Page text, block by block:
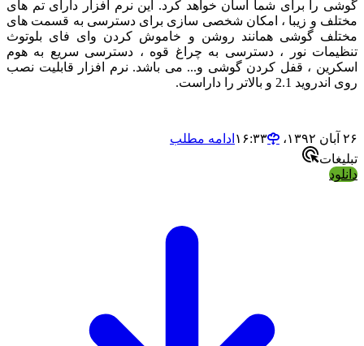
را برای شما اسان خواهد کرد. این نرم افزار دارای تم های
و زیبا ، امکان شخصی سازی برای دسترسی به قسمت های
گوشی همانند روشن و خاموش کردن وای فای بلوتوث
نور ، دسترسی به چراغ قوه ، دسترسی سریع به هوم
، قفل کردن گوشی و... می باشد. نرم افزار قابلیت نصب
اندروید 2.1 و بالاتر را داراست.
۱۳۹۲،‏ ۱۶:۳۳
ادامه مطلب